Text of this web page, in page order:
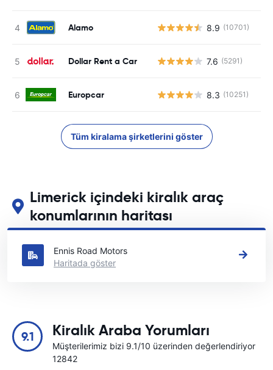
Alamo 8.9 (10701)
Dollar Rent a Car 7.6 (5291)
Europcar 8.3 (10251)
Tüm kiralama şirketlerini göster
Limerick içindeki kiralık araç
konumlarının haritası
Limerick içindeki başlıca araç kiralama yerlerimizi görün
Ennis Road Motors
Haritada göster
9.1 Kiralık Araba Yorumları
Müşterilerimiz bizi 9.1/10 üzerinden değerlendiriyor
12842